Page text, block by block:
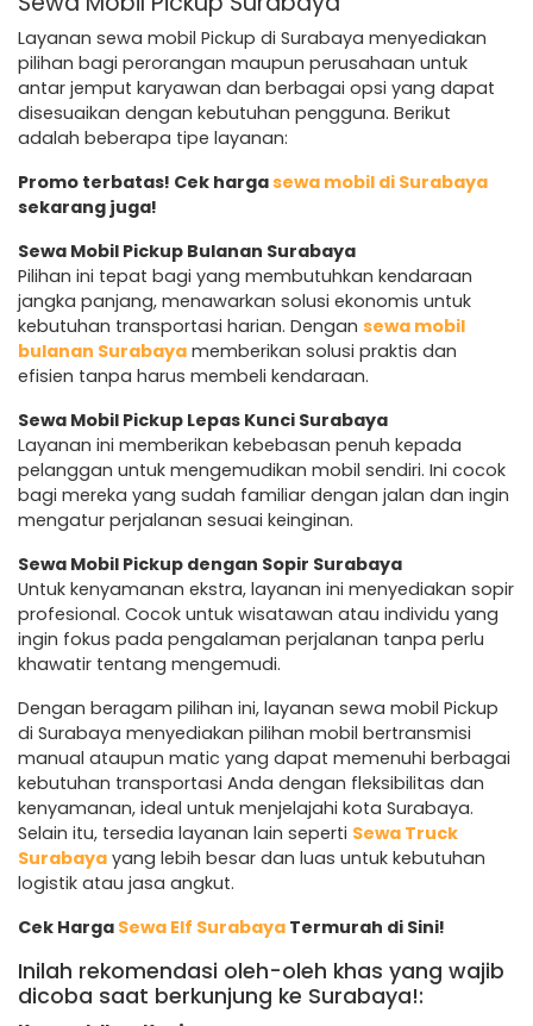
Layanan sewa mobil Pickup di Surabaya menyediakan
pilihan bagi perorangan maupun perusahaan untuk
antar jemput karyawan dan berbagai opsi yang dapat
disesuaikan dengan kebutuhan pengguna. Berikut
adalah beberapa tipe layanan:
Promo terbatas! Cek hargasewa mobil di Surabaya
sekarang juga!
Sewa Mobil Pickup Bulanan Surabaya
Pilihan ini tepat bagi yang membutuhkan kendaraan
jangka panjang, menawarkan solusi ekonomis untuk
kebutuhan transportasi harian. Dengan sewa mobil
bulanan Surabaya memberikan solusi praktis dan
efisien tanpa harus membeli kendaraan.
Sewa Mobil Pickup Lepas Kunci Surabaya
Layanan ini memberikan kebebasan penuh kepada
pelanggan untuk mengemudikan mobil sendiri. Ini cocok
bagi mereka yang sudah familiar dengan jalan dan ingin
mengatur perjalanan sesuai keinginan.
Sewa Mobil Pickup dengan Sopir Surabaya
Untuk kenyamanan ekstra, layanan ini menyediakan sopir
profesional. Cocok untuk wisatawan atau individu yang
ingin fokus pada pengalaman perjalanan tanpa perlu
khawatir tentang mengemudi.
Dengan beragam pilihan ini, layanan sewa mobil Pickup
di Surabaya menyediakan pilihan mobil bertransmisi
manual ataupun matic yang dapat memenuhi berbagai
kebutuhan transportasi Anda dengan fleksibilitas dan
kenyamanan, ideal untuk menjelajahi kota Surabaya.
Selain itu, tersedia layanan lain seperti Sewa Truck
Surabaya yang lebih besar dan luas untuk kebutuhan
logistik atau jasa angkut.
Cek Harga Sewa Elf Surabaya Termurah di Sini!
Inilah rekomendasi oleh-oleh khas yang wajib
dicoba saat berkunjung ke Surabaya!: